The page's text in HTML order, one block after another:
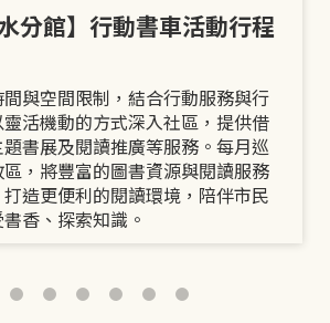
分館】行動書車活動行程
與空間限制，結合行動服務與行
活機動的方式深入社區，提供借
書展及閱讀推廣等服務。每月巡
，將豐富的圖書資源與閱讀服務
造更便利的閱讀環境，陪伴市民
香、探索知識。